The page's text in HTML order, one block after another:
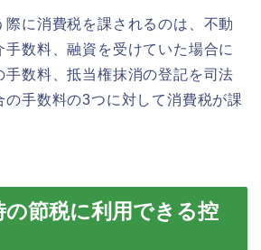
際に消費税を課されるのは、不動
手数料、融資を受けていた場合に
手数料、抵当権抹消の登記を司法
の手数料の3つに対して消費税が課
の節税に利用できる控